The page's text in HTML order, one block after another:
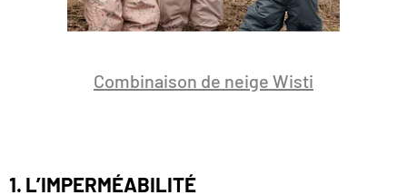
Combinaison de neige Wisti
1. L’IMPERMÉABILITÉ